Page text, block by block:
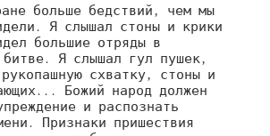
больше бедствий, чем мы
Я слышал стоны и крики
большие отряды в
битве. Я слышал гул пушек,
схватку, стоны и
Божий народ должен
и распознать
Признаки пришествия